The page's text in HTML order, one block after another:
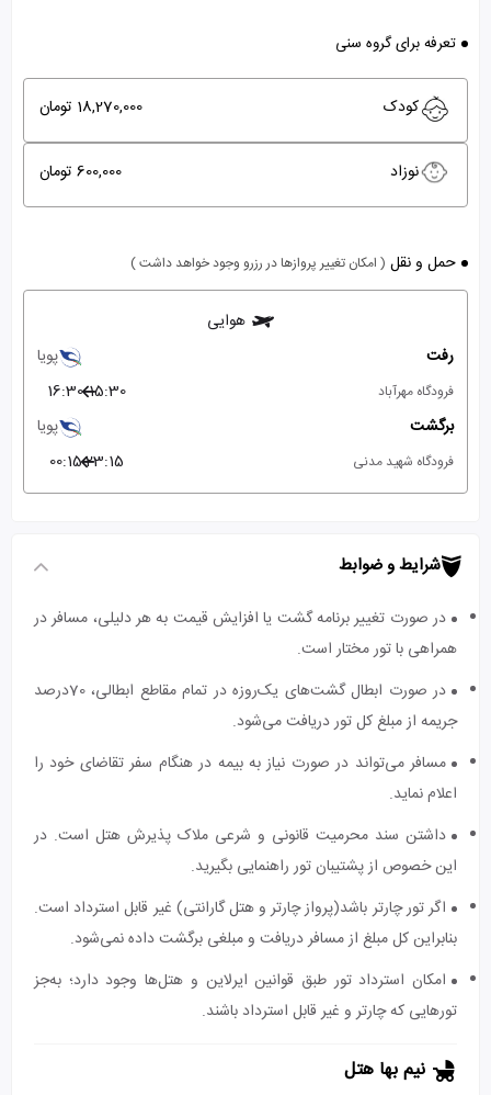
تعرفه برای گروه سنی
کودک 18,270,000 تومان
نوزاد 600,000 تومان
حمل و نقل ( امکان تغییر پروازها در رزرو وجود خواهد داشت )
هوایی
رفت
پویا
فرودگاه مهرآباد 15:30
16:30
برگشت
پویا
فرودگاه شهید مدنی 23:15
00:15
شرایط و ضوابط
در صورت تغییر برنامه گشت یا افزایش قیمت به هر دلیلی، مسافر در
همراهی با تور مختار است.
در صورت ابطال گشت‌های یک‌روزه در تمام مقاطع ابطالی، 70درصد
جریمه از مبلغ کل تور دریافت می‌شود.
مسافر می‌تواند در صورت نیاز به بیمه در هنگام سفر تقاضای خود را
اعلام نماید.
داشتن سند محرمیت قانونی و شرعی ملاک پذیرش هتل است. در
این خصوص از پشتیبان تور راهنمایی بگیرید.
اگر تور چارتر باشد(پرواز چارتر و هتل گارانتی) غیر قابل استرداد است.
بنابراین کل مبلغ از مسافر دریافت و مبلغی برگشت داده نمی‌شود.
امکان استرداد تور طبق قوانین ایرلاین و هتل‌ها وجود دارد؛ به‌جز
تورهایی که چارتر و غیر قابل استرداد باشند.
نیم بها هتل